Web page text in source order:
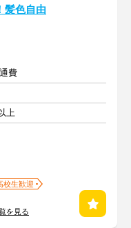
髪色自由
費
上
校生歓迎
を見る